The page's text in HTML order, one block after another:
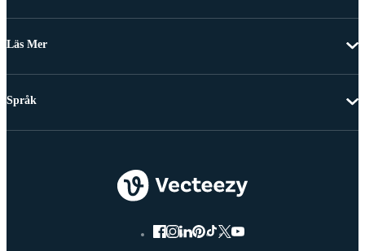
Läs Mer
Språk